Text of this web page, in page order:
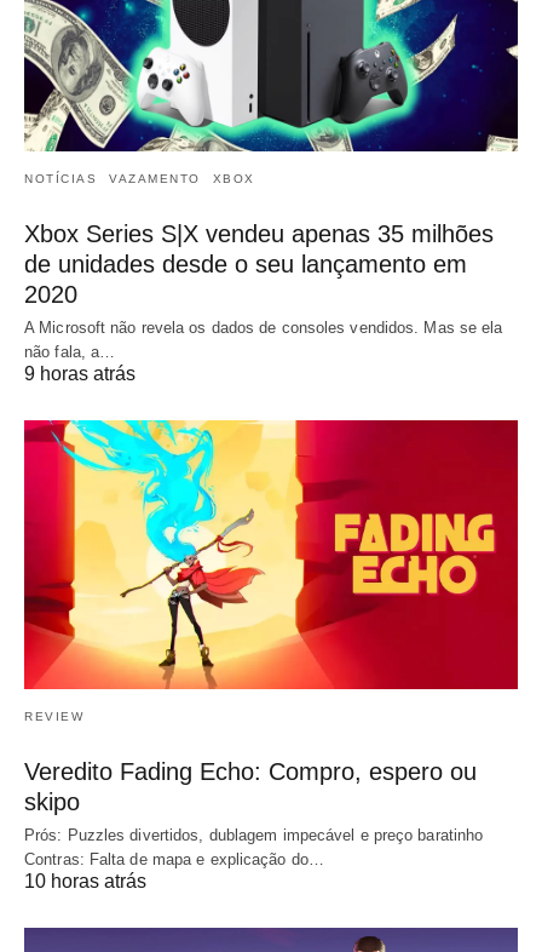
NOTÍCIAS VAZAMENTO XBOX
Xbox Series S|X vendeu apenas 35 milhões
de unidades desde o seu lançamento em
2020
A Microsoft não revela os dados de consoles vendidos. Mas se ela
não fala, a…
9 horas atrás
REVIEW
Veredito Fading Echo: Compro, espero ou
skipo
Prós: Puzzles divertidos, dublagem impecável e preço baratinho
Contras: Falta de mapa e explicação do…
10 horas atrás